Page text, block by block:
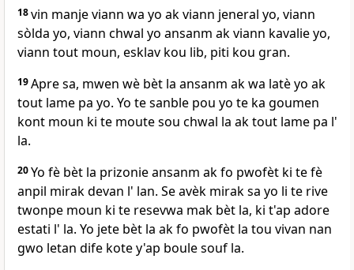
18vin manje viann wa yo ak viann jeneral yo, viann
sòlda yo, viann chwal yo ansanm ak viann kavalie yo,
viann tout moun, esklav kou lib, piti kou gran.
19Apre sa, mwen wè bèt la ansanm ak wa latè yo ak
tout lame pa yo. Yo te sanble pou yo te ka goumen
kont moun ki te moute sou chwal la ak tout lame pa l'
la.
20Yo fè bèt la prizonie ansanm ak fo pwofèt ki te fè
anpil mirak devan l' lan. Se avèk mirak sa yo li te rive
twonpe moun ki te resevwa mak bèt la, ki t'ap adore
estati l' la. Yo jete bèt la ak fo pwofèt la tou vivan nan
gwo letan dife kote y'ap boule souf la.